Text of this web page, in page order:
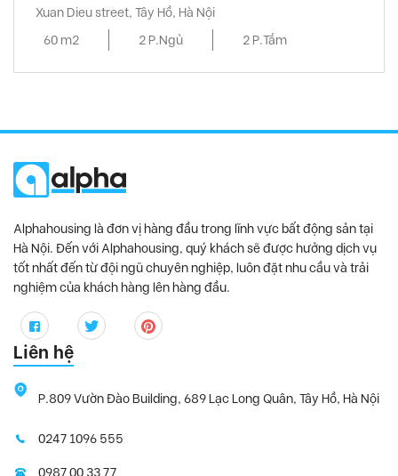
Xuan Dieu street, Tây Hồ, Hà Nội
60 m2
2 P.Ngủ 2 P.Tắm
Alphahousing là đơn vị hàng đầu trong lĩnh vực bất động sản tại
Hà Nội. Đến với Alphahousing, quý khách sẽ được hưởng dịch vụ
tốt nhất đến từ đội ngũ chuyên nghiệp, luôn đặt nhu cầu và trải
nghiệm của khách hàng lên hàng đầu.
Liên hệ
P.809 Vườn Đào Building, 689 Lạc Long Quân, Tây Hồ, Hà Nội
0247 1096 555
0987 00 33 77